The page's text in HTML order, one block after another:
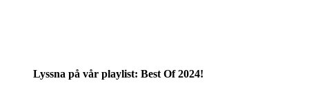
Lyssna på vår playlist: Best Of 2024!